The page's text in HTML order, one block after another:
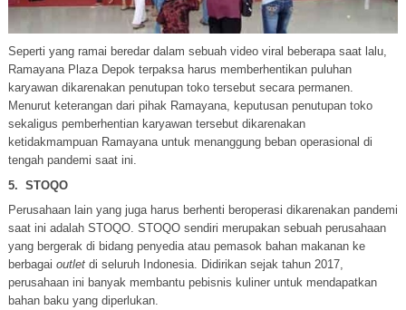
Seperti yang ramai beredar dalam sebuah video viral beberapa saat lalu,
Ramayana Plaza Depok terpaksa harus memberhentikan puluhan
karyawan dikarenakan penutupan toko tersebut secara permanen.
Menurut keterangan dari pihak Ramayana, keputusan penutupan toko
sekaligus pemberhentian karyawan tersebut dikarenakan
ketidakmampuan Ramayana untuk menanggung beban operasional di
tengah pandemi saat ini.
5. STOQO
Perusahaan lain yang juga harus berhenti beroperasi dikarenakan pandemi
saat ini adalah STOQO. STOQO sendiri merupakan sebuah perusahaan
yang bergerak di bidang penyedia atau pemasok bahan makanan ke
berbagai outletdi seluruh Indonesia. Didirikan sejak tahun 2017,
perusahaan ini banyak membantu pebisnis kuliner untuk mendapatkan
bahan baku yang diperlukan.